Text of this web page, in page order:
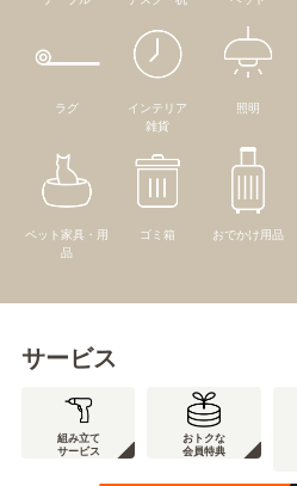
ラグ
インテリア
雑貨
照明
ペット家具・用
品
ゴミ箱 おでかけ用品
サービス
組み立て
サービス
おトクな
会員特典